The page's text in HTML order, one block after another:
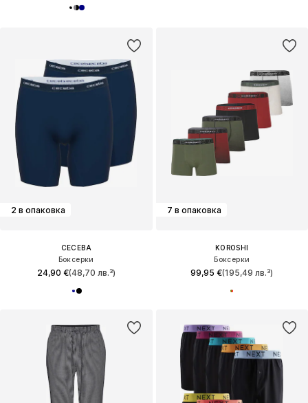
2 в опаковка
CECEBA
Боксерки
24,90 €(48,70 лв.³)
7 в опаковка
KOROSHI
Боксерки
99,95 €(195,49 лв.³)